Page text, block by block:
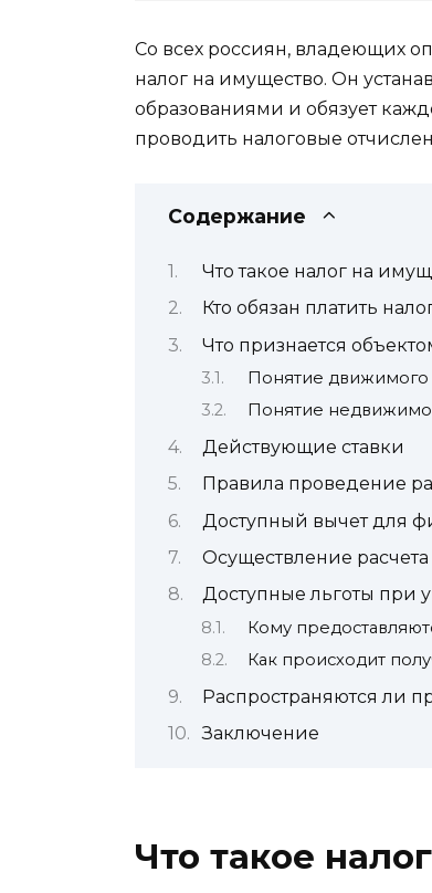
Со всех россиян, владеющих
налог на имущество. Он
образованиями и обязует
проводить налоговые
Содержание
Что такое налог на
Кто обязан платить
Что признается
Понятие движимого
Понятие
Действующие ставки
Правила проведение
Доступный вычет для
Осуществление расчета
Доступные льготы при
Кому
Как происходит
Распространяются ли
Заключение
Что такое